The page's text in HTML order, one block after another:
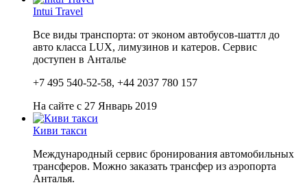
Intui Travel
Все виды транспорта: от эконом автобусов-шаттл до
авто класса LUX, лимузинов и катеров. Сервис
доступен в Анталье
+7 495 540-52-58, +44 2037 780 157
На сайте с 27 Январь 2019
Киви такси
Международный сервис бронирования автомобильных
трансферов. Можно заказать трансфер из аэропорта
Анталья.